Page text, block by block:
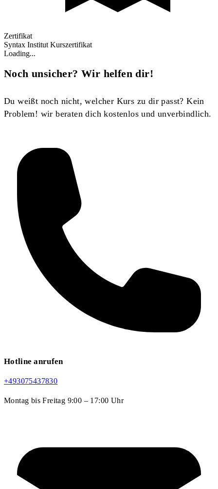
Zertifikat
Syntax Institut Kurszertifikat
Loading...
Noch unsicher? Wir helfen dir!
Du weißt noch nicht, welcher Kurs zu dir passt? Kein
Problem! wir beraten dich kostenlos und unverbindlich.
Hotline anrufen
+493075437830
Montag bis Freitag 9:00 – 17:00 Uhr